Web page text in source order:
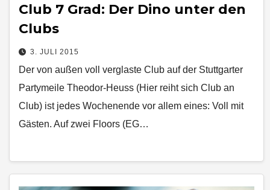
Club 7 Grad: Der Dino unter den
Clubs
3. JULI 2015
Der von außen voll verglaste Club auf der Stuttgarter
Partymeile Theodor­-Heuss­ (Hier reiht sich Club an
Club) ist jedes Wochenende vor allem eines: Voll mit
Gästen. Auf zwei Floors (EG…